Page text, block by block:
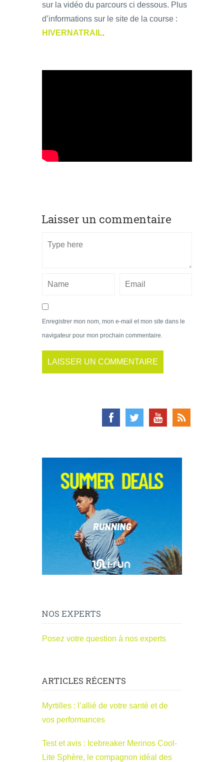
sur la vidéo du parcours ci dessous. Plus
d’informations sur le site de la course :
HIVERNATRAIL.
Laisser un commentaire
Enregistrer mon nom, mon e-mail et mon site dans le
navigateur pour mon prochain commentaire.
NOS EXPERTS
Posez votre question à nos experts
ARTICLES RÉCENTS
Myrtilles : l’allié de votre santé et de
vos performances
Test et avis : Icebreaker Merinos Cool-
Lite Sphère, le compagnon idéal des